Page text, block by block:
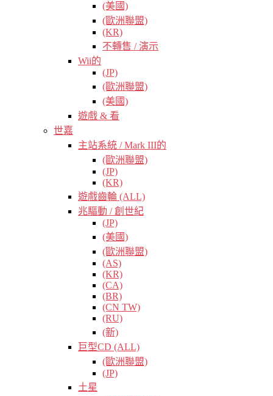
(美國)
(歐洲聯盟)
(KR)
不轉售 / 演示
Wii的
(JP)
(歐洲聯盟)
(美國)
遊戲 & 看
世嘉
主站系統 / Mark III的
(歐洲聯盟)
(JP)
(KR)
遊戲齒輪 (ALL)
兆驅動 / 創世紀
(JP)
(美國)
(歐洲聯盟)
(AS)
(KR)
(CA)
(BR)
(CN TW)
(RU)
(新)
巨型CD (ALL)
(歐洲聯盟)
(JP)
土星